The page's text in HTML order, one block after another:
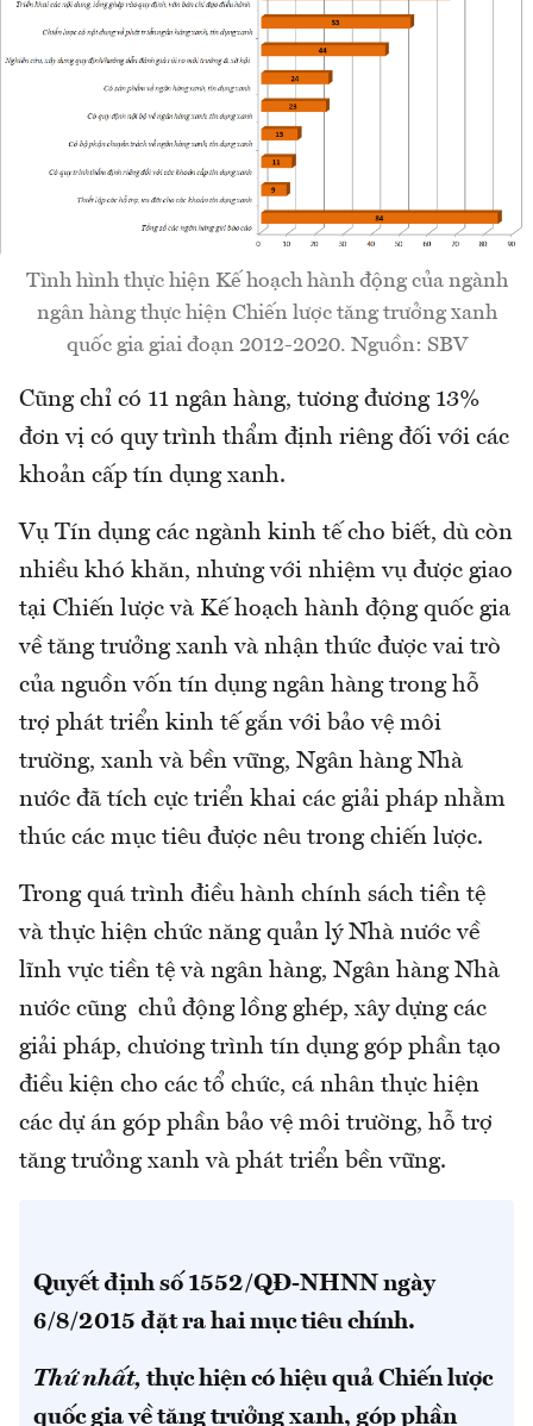
Tình hình thực hiện Kế hoạch hành động của ngành
ngân hàng thực hiện Chiến lược tăng trưởng xanh
quốc gia giai đoạn 2012-2020. Nguồn: SBV
Cũng chỉ có 11 ngân hàng, tương đương 13%
đơn vị có quy trình thẩm định riêng đối với các
khoản cấp tín dụng xanh.
Vụ Tín dụng các ngành kinh tế cho biết, dù còn
nhiều khó khăn, nhưng với nhiệm vụ được giao
tại Chiến lược và Kế hoạch hành động quốc gia
về tăng trưởng xanh và nhận thức được vai trò
của nguồn vốn tín dụng ngân hàng trong hỗ
trợ phát triển kinh tế gắn với bảo vệ môi
trường, xanh và bền vững, Ngân hàng Nhà
nước đã tích cực triển khai các giải pháp nhằm
thúc các mục tiêu được nêu trong chiến lược.
Trong quá trình điều hành chính sách tiền tệ
và thực hiện chức năng quản lý Nhà nước về
lĩnh vực tiền tệ và ngân hàng, Ngân hàng Nhà
nước cũng chủ động lồng ghép, xây dựng các
giải pháp, chương trình tín dụng góp phần tạo
điều kiện cho các tổ chức, cá nhân thực hiện
các dự án góp phần bảo vệ môi trường, hỗ trợ
tăng trưởng xanh và phát triển bền vững.
Quyết định số 1552/QĐ-NHNN ngày
6/8/2015 đặt ra hai mục tiêu chính.
Thứ nhất, thực hiện có hiệu quả Chiến lược
quốc gia về tăng trưởng xanh, góp phần